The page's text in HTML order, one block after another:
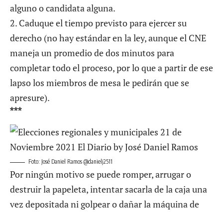
alguno o candidata alguna.
2. Caduque el tiempo previsto para ejercer su
derecho (no hay estándar en la ley, aunque el CNE
maneja un promedio de dos minutos para
completar todo el proceso, por lo que a partir de ese
lapso los miembros de mesa le pedirán que se
apresure).
***
Foto: José Daniel Ramos @danielj2511
Por ningún motivo se puede romper, arrugar o
destruir la papeleta, intentar sacarla de la caja una
vez depositada ni golpear o dañar la máquina de